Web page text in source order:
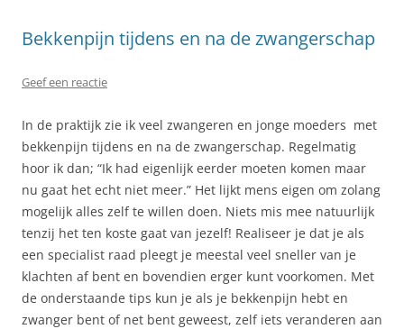
Bekkenpijn tijdens en na de zwangerschap
Geef een reactie
In de praktijk zie ik veel zwangeren en jonge moeders met
bekkenpijn tijdens en na de zwangerschap. Regelmatig
hoor ik dan; “Ik had eigenlijk eerder moeten komen maar
nu gaat het echt niet meer.” Het lijkt mens eigen om zolang
mogelijk alles zelf te willen doen. Niets mis mee natuurlijk
tenzij het ten koste gaat van jezelf! Realiseer je dat je als
een specialist raad pleegt je meestal veel sneller van je
klachten af bent en bovendien erger kunt voorkomen. Met
de onderstaande tips kun je als je bekkenpijn hebt en
zwanger bent of net bent geweest, zelf iets veranderen aan